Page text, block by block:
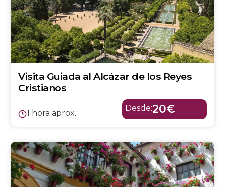
Visita Guiada al Alcázar de los Reyes
Cristianos
1 hora aprox.
Desde:20€